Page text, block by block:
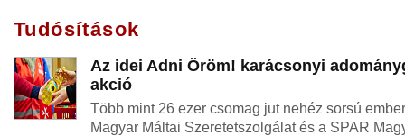
Tudósítások
Az idei Adni Öröm! karácsonyi
akció
Több mint 26 ezer csomag jut nehéz sorsú
Magyar Máltai Szeretetszolgálat és a SPAR